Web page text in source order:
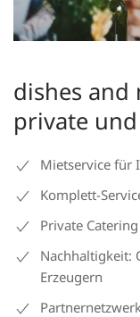
dishes
private
Mietservice für
Komplett-
Private
Nachhaltigkeit:
Erzeugern